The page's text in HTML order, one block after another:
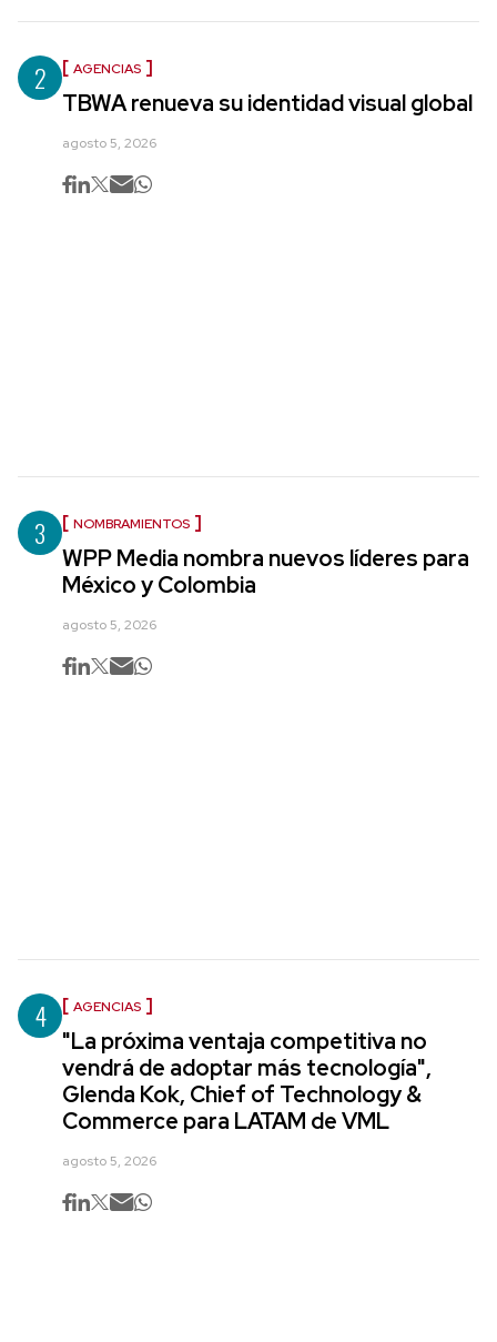
2 AGENCIAS
TBWA renueva su identidad visual global
agosto 5, 2026
3 NOMBRAMIENTOS
WPP Media nombra nuevos líderes para
México y Colombia
agosto 5, 2026
4 AGENCIAS
"La próxima ventaja competitiva no
vendrá de adoptar más tecnología",
Glenda Kok, Chief of Technology &
Commerce para LATAM de VML
agosto 5, 2026